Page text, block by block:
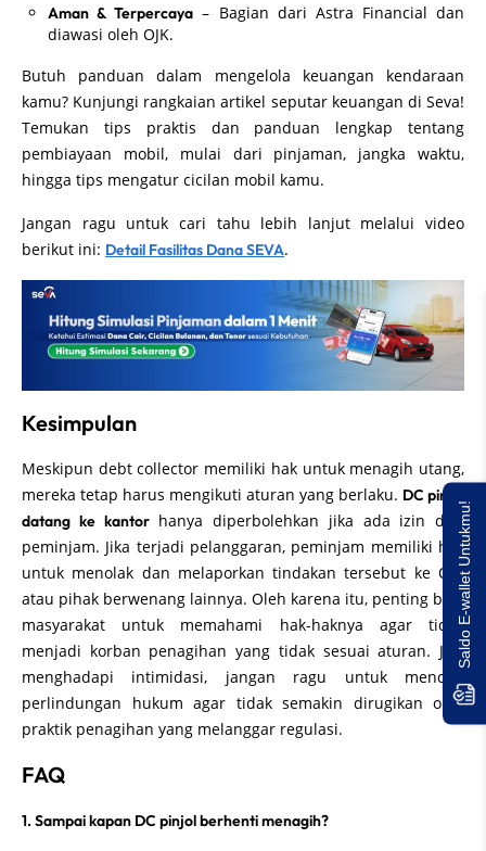
Aman & Terpercaya – Bagian dari Astra Financial dan
diawasi oleh OJK.
Butuh panduan dalam mengelola keuangan kendaraan
kamu? Kunjungi rangkaian artikel seputar keuangan di Seva!
Temukan tips praktis dan panduan lengkap tentang
pembiayaan mobil, mulai dari pinjaman, jangka waktu,
hingga tips mengatur cicilan mobil kamu.
Jangan ragu untuk cari tahu lebih lanjut melalui video
berikut ini: Detail Fasilitas Dana SEVA.
Kesimpulan
Meskipun debt collector memiliki hak untuk menagih utang,
mereka tetap harus mengikuti aturan yang berlaku. DC pinjol
datang ke kantorhanya diperbolehkan jika ada izin dari
peminjam. Jika terjadi pelanggaran, peminjam memiliki hak
untuk menolak dan melaporkan tindakan tersebut ke OJK
atau pihak berwenang lainnya. Oleh karena itu, penting bagi
masyarakat untuk memahami hak-haknya agar tidak
menjadi korban penagihan yang tidak sesuai aturan. Jika
menghadapi intimidasi, jangan ragu untuk mencari
perlindungan hukum agar tidak semakin dirugikan oleh
praktik penagihan yang melanggar regulasi.
FAQ
1. Sampai kapan DC pinjol berhenti menagih?
Saldo E-wallet Untukmu!